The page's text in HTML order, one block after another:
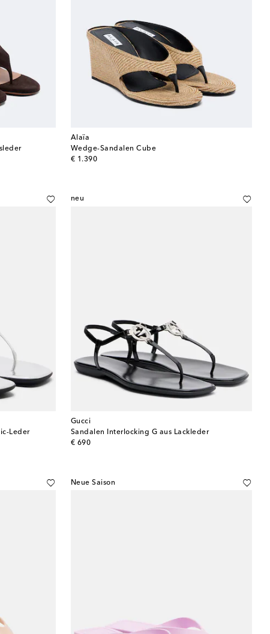
Alaïa
Wedge-Sandalen Cube
€ 1.390
original price
Leder
neu
Gucci
Sandalen Interlocking G aus Lackleder
€ 690
original price
Neue Saison